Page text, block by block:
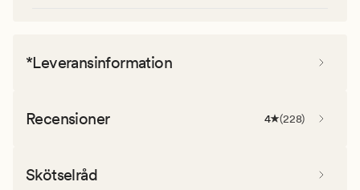
*Leveransinformation
Recensioner 4 (228)
Skötselråd